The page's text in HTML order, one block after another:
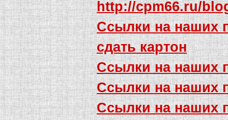
http://cpm66.ru/
Ссылки на наших
сдать картон
Ссылки на наших
Ссылки на наших
Ссылки на наших